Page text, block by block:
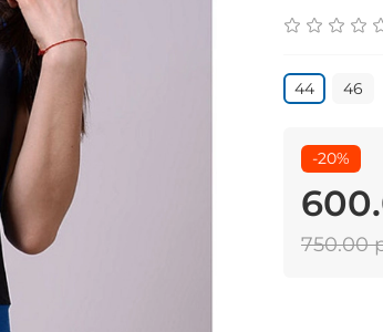
44 46
-20%
750.00